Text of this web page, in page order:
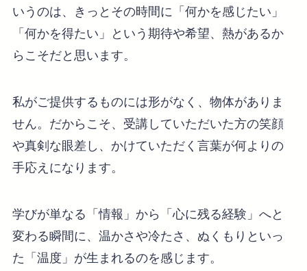
いうのは、きっとその時間に「何かを感じたい」
「何かを得たい」という期待や希望、熱があるか
らこそだと思います。
私がご提供するものには形がなく、物体がありま
せん。だからこそ、受講していただいた方の笑顔
や真剣な眼差し、かけていただく言葉が何よりの
手応えになります。
学びが単なる「情報」から「心に残る経験」へと
変わる瞬間に、温かさや冷たさ、ぬくもりといっ
た「温度」が生まれるのを感じます。